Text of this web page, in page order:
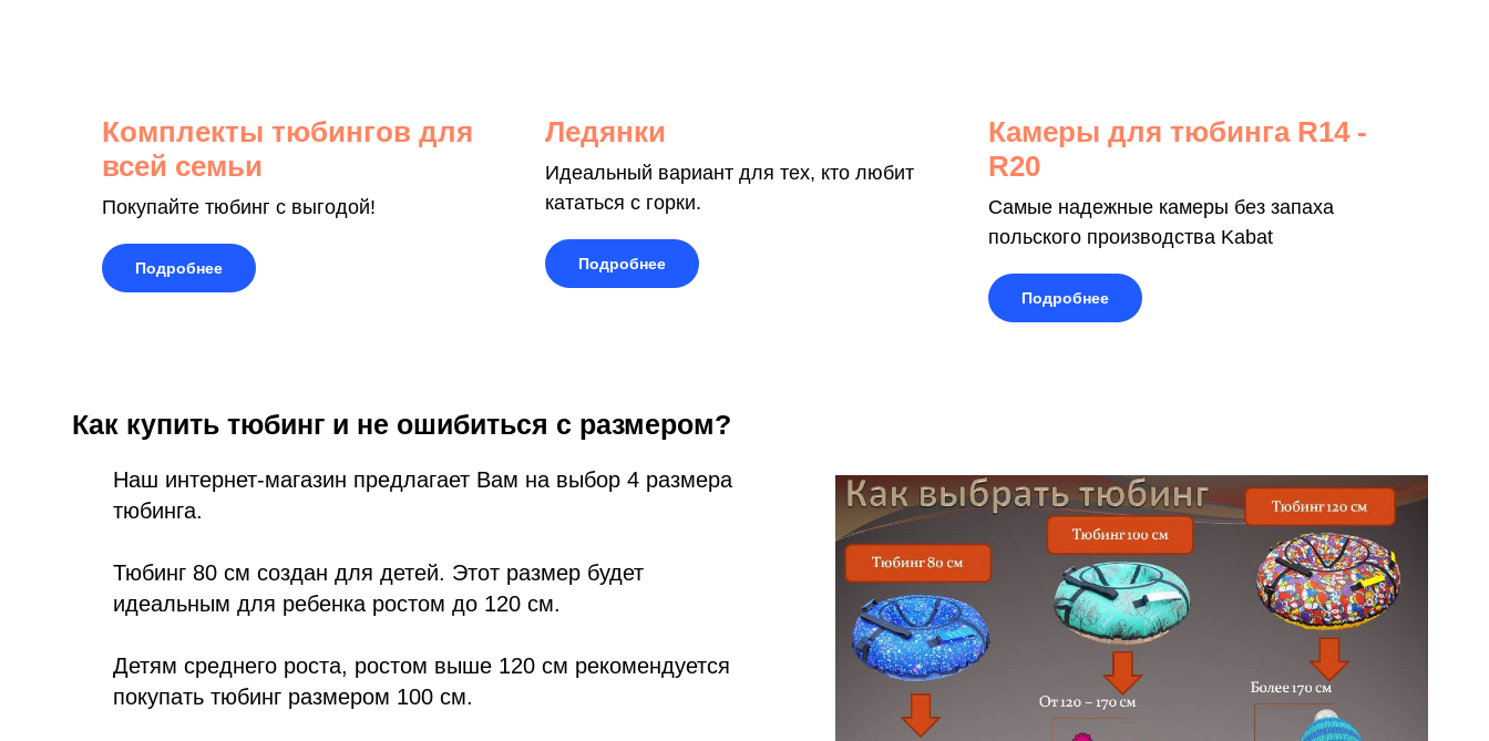
Комплекты тюбингов для
всей семьи
Покупайте тюбинг с выгодой!
Подробнее
Ледянки
Идеальный вариант для тех, кто любит
кататься с горки.
Подробнее
Камеры для тюбинга R14 -
R20
Самые надежные камеры без запаха
польского производства Kabat
Подробнее
Наш интернет-магазин предлагает Вам на выбор 4 размера
тюбинга.
Тюбинг 80 см создан для детей. Этот размер будет
идеальным для ребенка ростом до 120 см.
Детям среднего роста, ростом выше 120 см рекомендуется
покупать тюбинг размером 100 см.
Как купить тюбинг и не ошибиться с размером?